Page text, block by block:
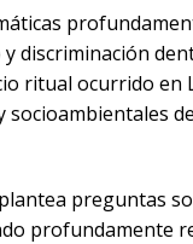
discriminación
ritual ocurrido en
plantea preguntas
profundamente